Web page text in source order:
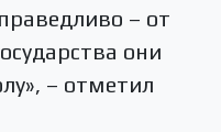
– от
они
– отметил